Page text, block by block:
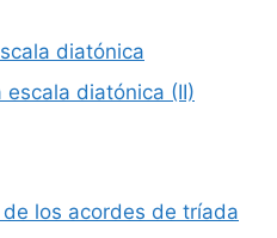
diatónica
diatónica (II)
los acordes de tríada